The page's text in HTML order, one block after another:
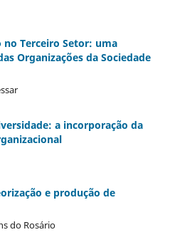
no Terceiro Setor: uma
Organizações da Sociedade
a incorporação da
e produção de
do Rosário